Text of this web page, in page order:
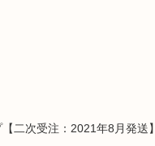
二次受注：2021年8月発送】